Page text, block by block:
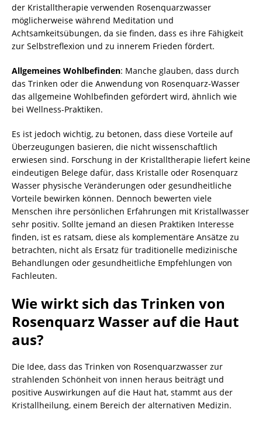
der Kristalltherapie verwenden Rosenquarzwasser
möglicherweise während Meditation und
Achtsamkeitsübungen, da sie finden, dass es ihre Fähigkeit
zur Selbstreflexion und zu innerem Frieden fördert.
Allgemeines Wohlbefinden: Manche glauben, dass durch
das Trinken oder die Anwendung von Rosenquarz-Wasser
das allgemeine Wohlbefinden gefördert wird, ähnlich wie
bei Wellness-Praktiken.
Es ist jedoch wichtig, zu betonen, dass diese Vorteile auf
Überzeugungen basieren, die nicht wissenschaftlich
erwiesen sind. Forschung in der Kristalltherapie liefert keine
eindeutigen Belege dafür, dass Kristalle oder Rosenquarz
Wasser physische Veränderungen oder gesundheitliche
Vorteile bewirken können. Dennoch bewerten viele
Menschen ihre persönlichen Erfahrungen mit Kristallwasser
sehr positiv. Sollte jemand an diesen Praktiken Interesse
finden, ist es ratsam, diese als komplementäre Ansätze zu
betrachten, nicht als Ersatz für traditionelle medizinische
Behandlungen oder gesundheitliche Empfehlungen von
Fachleuten.
Wie wirkt sich das Trinken von
Rosenquarz Wasser auf die Haut
aus?
Die Idee, dass das Trinken von Rosenquarzwasser zur
strahlenden Schönheit von innen heraus beiträgt und
positive Auswirkungen auf die Haut hat, stammt aus der
Kristallheilung, einem Bereich der alternativen Medizin.